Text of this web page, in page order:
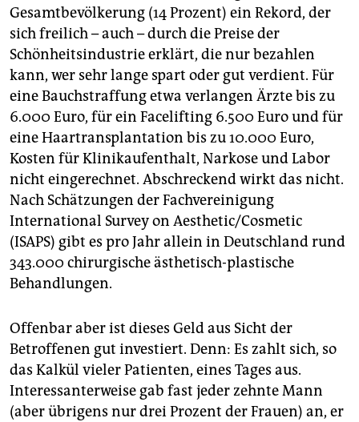
Gesamtbevölkerung (14 Prozent) ein Rekord, der
sich freilich – auch – durch die Preise der
Schönheitsindustrie erklärt, die nur bezahlen
kann, wer sehr lange spart oder gut verdient. Für
eine Bauchstraffung etwa verlangen Ärzte bis zu
6.000 Euro, für ein Facelifting 6.500 Euro und für
eine Haartransplantation bis zu 10.000 Euro,
Kosten für Klinikaufenthalt, Narkose und Labor
nicht eingerechnet. Abschreckend wirkt das nicht.
Nach Schätzungen der Fachvereinigung
International Survey on Aesthetic/Cosmetic
(ISAPS) gibt es pro Jahr allein in Deutschland rund
343.000 chirurgische ästhetisch-plastische
Behandlungen.
Offenbar aber ist dieses Geld aus Sicht der
Betroffenen gut investiert. Denn: Es zahlt sich, so
das Kalkül vieler Patienten, eines Tages aus.
Interessanterweise gab fast jeder zehnte Mann
(aber übrigens nur drei Prozent der Frauen) an, er